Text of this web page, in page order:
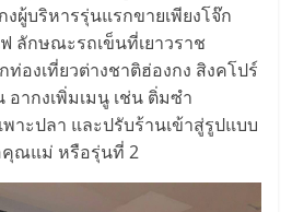
ผู้บริหารรุ่นแรกขายเพียงโจ๊ก
ลักษณะรถเข็นที่เยาวราช
องเที่ยวต่างชาติฮ่องกง สิงคโปร์
อากงเพิ่มเมนู เช่น ติ่มซำ
าะปลา และปรับร้านเข้าสู่รูปแบบ
ณแม่ หรือรุ่นที่ 2